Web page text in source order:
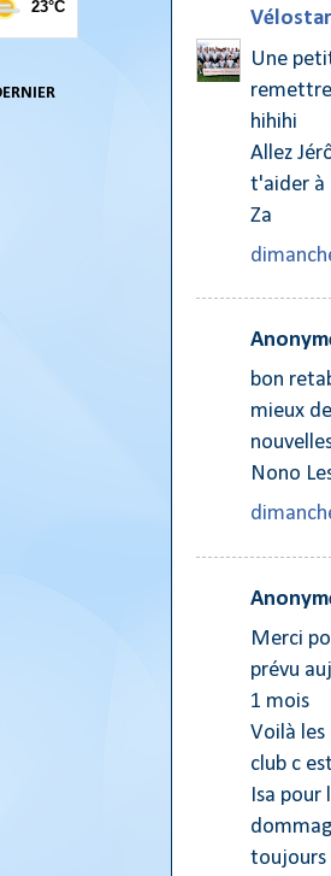
Une
hihihi
Allez
t'aider à
Za
bon
mieux
Nono
Merci
prévu
1 mois
Voilà les
club c
Isa
toujours